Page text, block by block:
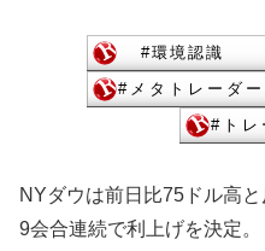
NYダウは前日比75ドル高
9会合連続で利上げを決定。